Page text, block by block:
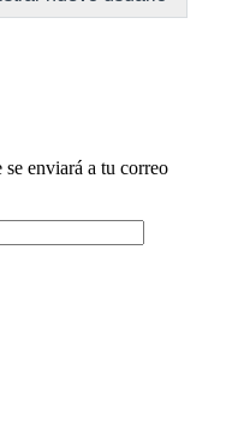
se enviará a tu correo